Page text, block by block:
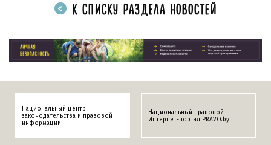
К СПИСКУ РАЗДЕЛА НОВОСТЕЙ
Национальный центр
законодательства и правовой
информации
Национальный правовой
Интернет-портал PRAVO.by